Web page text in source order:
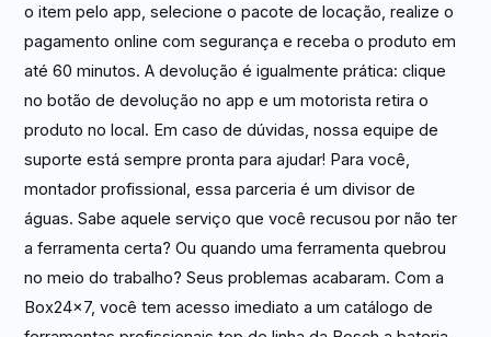
o item pelo app, selecione o pacote de locação, realize o
pagamento online com segurança e receba o produto em
até 60 minutos. A devolução é igualmente prática: clique
no botão de devolução no app e um motorista retira o
produto no local. Em caso de dúvidas, nossa equipe de
suporte está sempre pronta para ajudar! Para você,
montador profissional, essa parceria é um divisor de
águas. Sabe aquele serviço que você recusou por não ter
a ferramenta certa? Ou quando uma ferramenta quebrou
no meio do trabalho? Seus problemas acabaram. Com a
Box24x7, você tem acesso imediato a um catálogo de